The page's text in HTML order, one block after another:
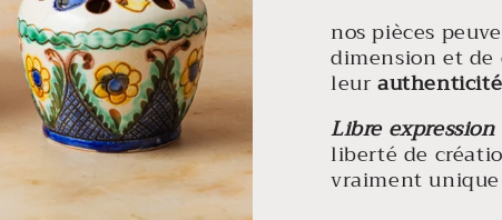
nos pièces
dimension et de
leurauthenticité
Libre expression
liberté de
vraiment